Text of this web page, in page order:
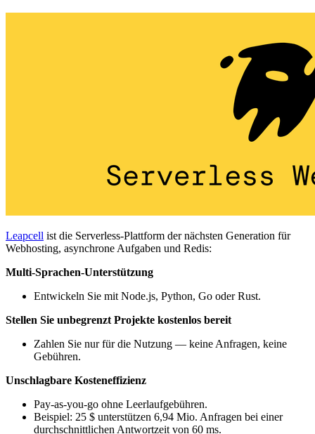
Leapcell ist die Serverless-Plattform der nächsten Generation für
Webhosting, asynchrone Aufgaben und Redis:
Multi-Sprachen-Unterstützung
Entwickeln Sie mit Node.js, Python, Go oder Rust.
Stellen Sie unbegrenzt Projekte kostenlos bereit
Zahlen Sie nur für die Nutzung — keine Anfragen, keine
Gebühren.
Unschlagbare Kosteneffizienz
Pay-as-you-go ohne Leerlaufgebühren.
Beispiel: 25 $ unterstützen 6,94 Mio. Anfragen bei einer
durchschnittlichen Antwortzeit von 60 ms.